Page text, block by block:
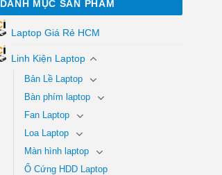
DANH MỤC SẢN PHẨM
Laptop Giá Rẻ HCM
Linh Kiện Laptop
Bản Lề Laptop
Bàn phím laptop
Fan Laptop
Loa Laptop
Màn hình laptop
Ổ Cứng HDD Laptop